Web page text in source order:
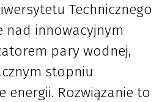
Technicznego
nad innowacyjnym
pary wodnej,
stopniu
energii. Rozwiązanie to